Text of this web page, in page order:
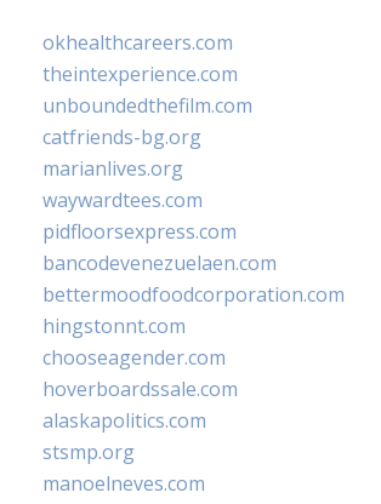
okhealthcareers.com
theintexperience.com
unboundedthefilm.com
catfriends-bg.org
marianlives.org
waywardtees.com
pidfloorsexpress.com
bancodevenezuelaen.com
bettermoodfoodcorporation.com
hingstonnt.com
chooseagender.com
hoverboardssale.com
alaskapolitics.com
stsmp.org
manoelneves.com